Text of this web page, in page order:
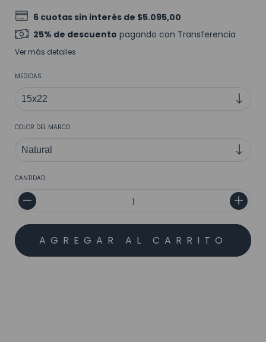
6 cuotas sin interés de $5.095,00
25% de descuento pagando con Transferencia
Ver más detalles
MEDIDAS
COLOR DEL MARCO
CANTIDAD